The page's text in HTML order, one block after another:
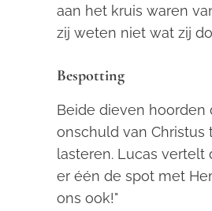
aan het kruis waren
zij weten niet wat zij
Bespotting
Beide dieven
onschuld van
lasteren. Lucas vertelt
er één de spot met
ons ook!"